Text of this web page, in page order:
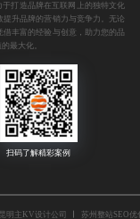
于打造品牌在互联网上的独特文化
升品牌的营销力与竞争力。无论
丰富的经验与创意，助力您的品
最大化。
昆明主KV设计公司 苏州整站SEO优